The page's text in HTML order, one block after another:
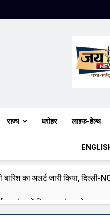
Jai
राज्य धरोहर लाइफ-हेल्थ
बारिश का अलर्ट जारी किया,
पर संसद में विपक्ष का हंगामा तेज़,